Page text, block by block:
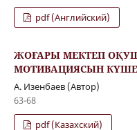
pdf (Английский)
ЖОҒАРЫ МЕКТЕП
МОТИВАЦИЯСЫН
А. Изенбаев (Автор)
63-68
pdf (Казахский)